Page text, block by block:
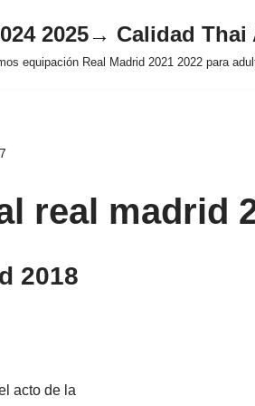
2025→ Calidad Thai
equipación Real Madrid 2021 2022 para
real madrid
2018
acto de la